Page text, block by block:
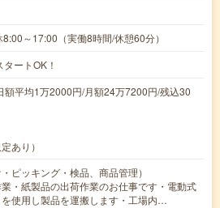
8:00～17:00（実働8時間/休憩60分）
タートOK！
平均1万2000円/月額24万7200円/残込30
あり）
ピッキング・検品、商品管理）
・紙製品の出荷作業のお仕事です・電動式
使用し製品を運搬します・工場内…